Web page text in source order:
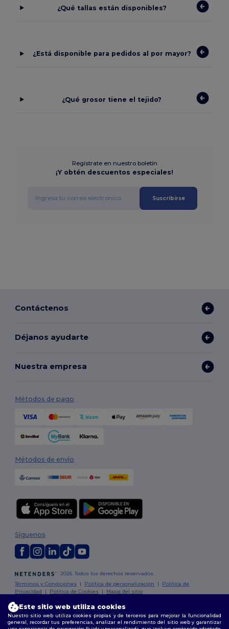
¿Qué tallas están disponibles?
¿Está disponible para pedidos al por mayor?
¿Qué grosor tiene el tejido?
Regístrate en nuestro boletín
¡Y obtén descuentos especiales!
Suscribirse
Contáctenos
Déjanos ayudarte
Nuestra empresa
Métodos de pago
Métodos de envío
2026. Todos los derechos reservados
Términos y Condiciones | Política de personalización | Política de
Privacidad | Política de Cookies | Mapa del sitio
Síguenos
Madrid| Barcelona | Valencia|Seville |Zaragoza|Málaga |Murcia |
Palma| Bilbao | Alicante
Este sitio web utiliza cookies
Nuestro sitio web utiliza cookies propias y de terceros para mejorar la funcionalidad
general, recordar tus preferencias, analizar el rendimiento del sitio web y garantizar